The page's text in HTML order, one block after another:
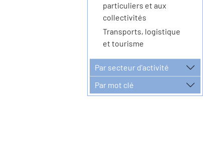
particuliers et aux
collectivités
Transports, logistique
et tourisme
Par secteur d'activité
Par mot clé